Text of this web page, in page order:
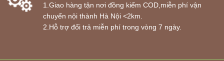
1.Giao hàng tận nơi đồng kiểm COD,miễn phí vận
chuyển nội thành Hà Nội <2km.
2.Hỗ trợ đổi trả miễn phí trong vòng 7 ngày.